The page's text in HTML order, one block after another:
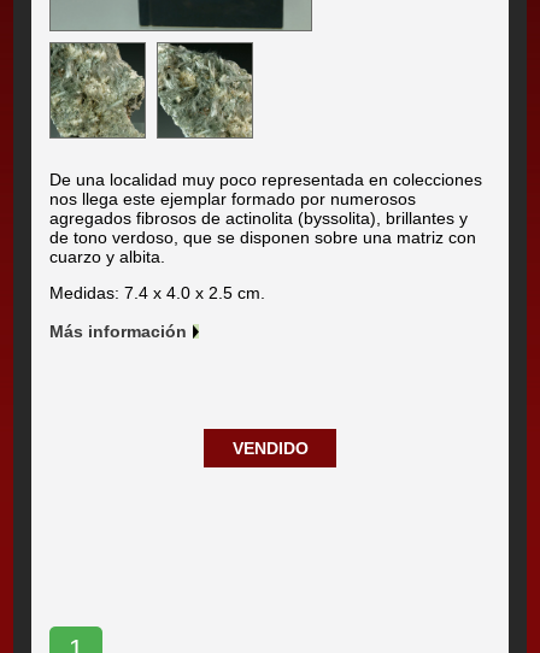
De una localidad muy poco representada en colecciones
nos llega este ejemplar formado por numerosos
agregados fibrosos de actinolita (byssolita), brillantes y
de tono verdoso, que se disponen sobre una matriz con
cuarzo y albita.
Medidas: 7.4 x 4.0 x 2.5 cm.
Más información
VENDIDO